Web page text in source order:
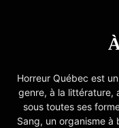
Horreur Québec est
genre, à la littérature,
sous toutes ses
Sang, un organisme